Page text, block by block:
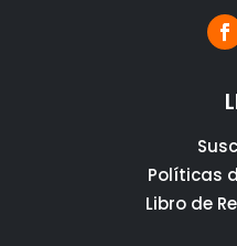
Políticas
Libro de